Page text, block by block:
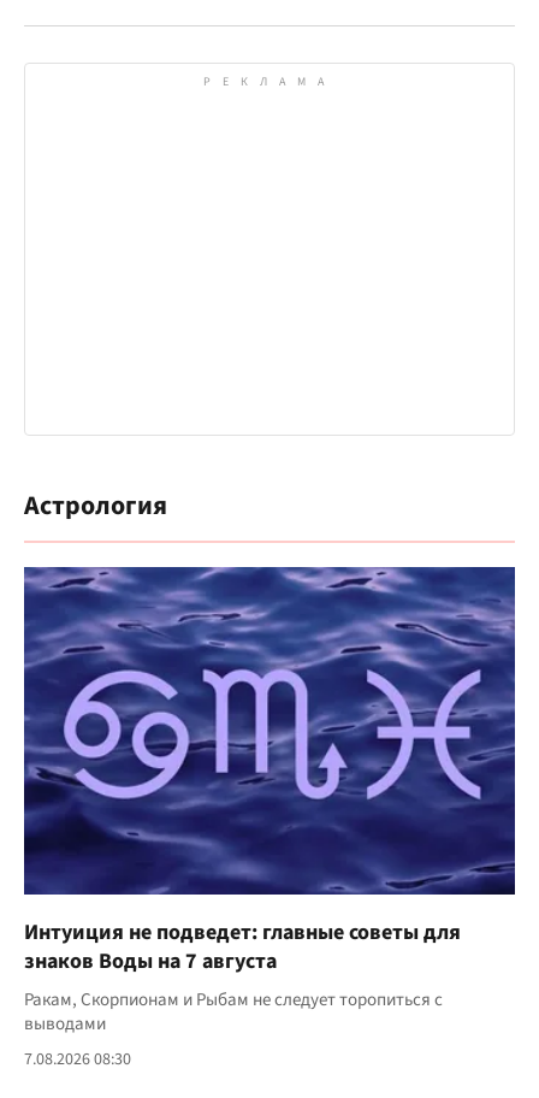
Астрология
Интуиция не подведет: главные советы для
знаков Воды на 7 августа
Ракам, Скорпионам и Рыбам не следует торопиться с
выводами
7.08.2026 08:30